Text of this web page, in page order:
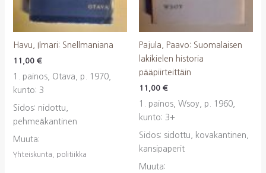
Havu, Ilmari: Snellmaniana
11,00 €
1. painos, Otava, p. 1970,
kunto: 3
Sidos: nidottu,
pehmeäkantinen
Muuta:
Yhteiskunta, politiikka
Pajula, Paavo: Suomalaisen
lakikielen historia
pääpiirteittäin
11,00 €
1. painos, Wsoy, p. 1960,
kunto: 3+
Sidos: sidottu, kovakantinen,
kansipaperit
Muuta: